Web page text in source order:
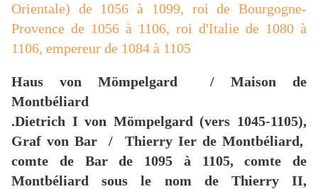
Orientale) de 1056 à 1099, roi de Bourgogne-
Provence de 1056 à 1106, roi d'Italie de 1080 à
1106, empereur de 1084 à 1105
Haus von Mömpelgard / Maison de
Montbéliard
.Dietrich I von Mömpelgard (vers 1045-1105),
Graf von Bar / Thierry Ier de Montbéliard,
comte de Bar de 1095 à 1105, comte de
Montbéliard sous le nom de Thierry II,